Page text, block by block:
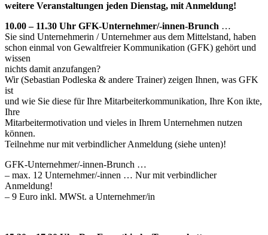
weitere Veranstaltungen jeden Dienstag, mit Anmeldung!
10.00 – 11.30 Uhr GFK-Unternehmer/-innen-Brunch …
Sie sind Unternehmerin / Unternehmer aus dem Mittelstand, haben
schon einmal von Gewaltfreier Kommunikation (GFK) gehört und
wissen
nichts damit anzufangen?
Wir (Sebastian Podleska & andere Trainer) zeigen Ihnen, was GFK
ist
und wie Sie diese für Ihre Mitarbeiterkommunikation, Ihre Kon ikte,
Ihre
Mitarbeitermotivation und vieles in Ihrem Unternehmen nutzen
können.
Teilnehme nur mit verbindlicher Anmeldung (siehe unten)!
GFK-Unternehmer/-innen-Brunch …
– max. 12 Unternehmer/-innen … Nur mit verbindlicher
Anmeldung!
– 9 Euro inkl. MWSt. a Unternehmer/in